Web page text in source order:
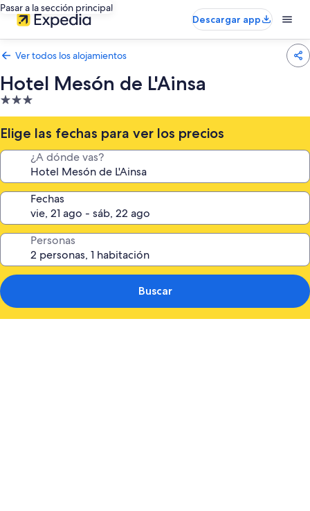
Pasar a la sección principal
Descargar app
Ver todos los alojamientos
Hotel Mesón de L'Ainsa
Alojamiento
de
3.0 estrellas
Elige las fechas para ver los precios
¿A dónde vas?
Fechas
Personas
Buscar